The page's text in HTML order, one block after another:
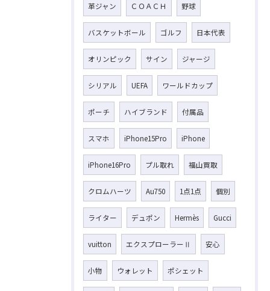
革ジャン ＣＯＡＣＨ 野球
バスケットボール ゴルフ 日本代表
オリンピック サイン ジャージ
シリアル UEFA ワールドカップ
ポーチ ハイブランド 付属品
スマホ iPhone15Pro iPhone
iPhone16Pro プル取れ 福山買取
クロムハーツ Au750 1点1点 個別
ライター デュポン Hermès Gucci
vuitton エクスプローラーⅡ 安心
小物 ウォレット ポシェット